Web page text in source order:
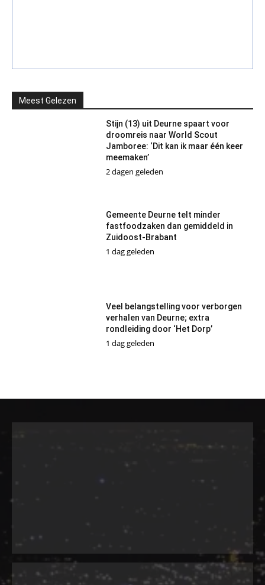
Meest Gelezen
Stijn (13) uit Deurne spaart voor
droomreis naar World Scout
Jamboree: ‘Dit kan ik maar één keer
meemaken’
2 dagen geleden
Gemeente Deurne telt minder
fastfoodzaken dan gemiddeld in
Zuidoost-Brabant
1 dag geleden
Veel belangstelling voor verborgen
verhalen van Deurne; extra
rondleiding door ‘Het Dorp’
1 dag geleden